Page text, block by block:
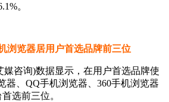
。
览器居用户首选品牌前三位
咨询)数据显示，在用户首选品牌使
器、QQ手机浏览器、360手机浏览器
选前三位。